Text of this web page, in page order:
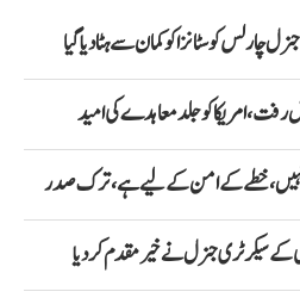
چارلس کوسٹانزا کو کمان سے ہٹا دیا گیا
رفت، امریکا کو جلد معاہدے کی امید
نہیں، خطے کے امن کے لیے ہے، ترک صدر
کے سیکرٹری جنرل نے خیرمقدم کردیا